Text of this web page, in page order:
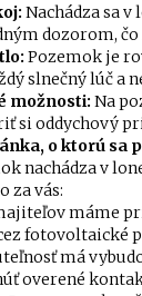
Nachádza sa
dozorom, čo
Pozemok je
slnečný lúč a
možnosti: Na
si oddychový
o ktorú sa
nachádza v
za vás:
máme
fotovoltaické
má
overené